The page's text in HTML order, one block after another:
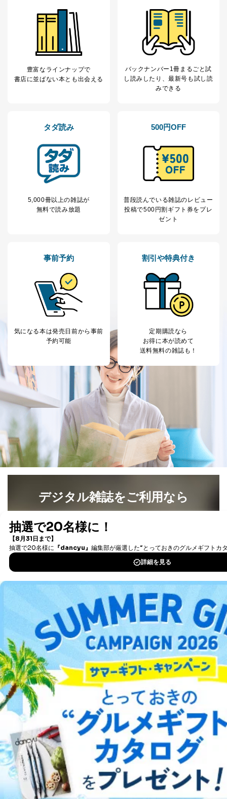
豊富なラインナップで
書店に並ばない本とも出会える
バックナンバー1冊まるごと試
し読み したり、最新号も試し読
みできる
タダ読み
5,000冊以上の雑誌が
無料で読み放題
500円OFF
普段読んでいる雑誌のレビュー
投稿で500円割ギフト券をプレ
ゼント
事前予約
気になる本は発売日前から事前
予約可能
割引や特典付き
定期購読なら
お得に本が読めて
送料無料の雑誌も！
デジタル雑誌をご利用なら
書籍）が無料で読み放題！
DOWNLOAD FOR IOS
DOWNLOAD FOR ANDROID
ご利用方法はこちら
総合案内
アフィリエイト 採用情報
プレスリリース お問い合わせ
利用規約プライバシーポリシー 特定商取引法に基づく表示
出版社の皆様へ
投資家の皆様へサイトマップ